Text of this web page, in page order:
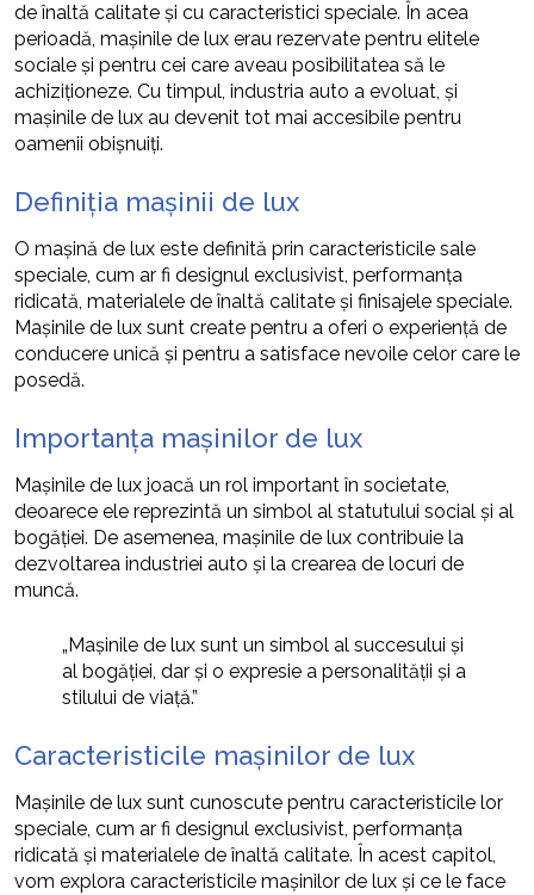
de înaltă calitate și cu caracteristici speciale. În acea
perioadă, mașinile de lux erau rezervate pentru elitele
sociale și pentru cei care aveau posibilitatea să le
achiziționeze. Cu timpul, industria auto a evoluat, și
mașinile de lux au devenit tot mai accesibile pentru
oamenii obișnuiți.
Definiția mașinii de lux
O mașină de lux este definită prin caracteristicile sale
speciale, cum ar fi designul exclusivist, performanța
ridicată, materialele de înaltă calitate și finisajele speciale.
Mașinile de lux sunt create pentru a oferi o experiență de
conducere unică și pentru a satisface nevoile celor care le
posedă.
Importanța mașinilor de lux
Mașinile de lux joacă un rol important în societate,
deoarece ele reprezintă un simbol al statutului social și al
bogăției. De asemenea, mașinile de lux contribuie la
dezvoltarea industriei auto și la crearea de locuri de
muncă.
„Mașinile de lux sunt un simbol al succesului și
al bogăției, dar și o expresie a personalității și a
stilului de viață.”
Caracteristicile mașinilor de lux
Mașinile de lux sunt cunoscute pentru caracteristicile lor
speciale, cum ar fi designul exclusivist, performanța
ridicată și materialele de înaltă calitate. În acest capitol,
vom explora caracteristicile mașinilor de lux și ce le face